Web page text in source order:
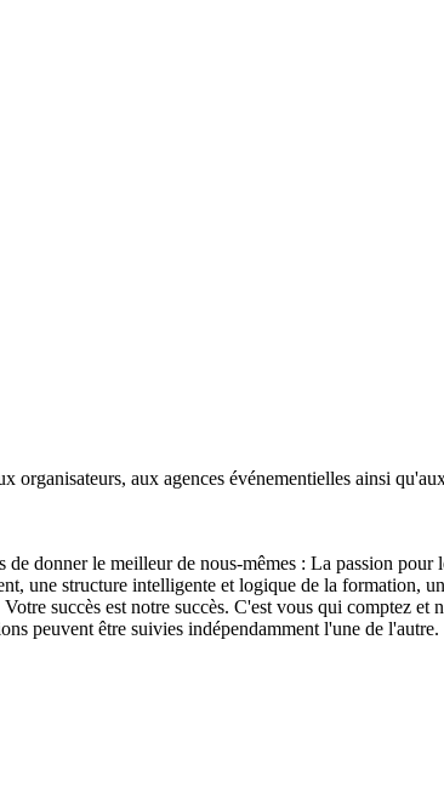
aux agences événementielles ainsi
donner le meilleur de nous-mêmes : La passion pour
une structure intelligente et logique de la formation,
succès est notre succès. C'est vous qui comptez et
peuvent être suivies indépendamment l'une de l'autre.